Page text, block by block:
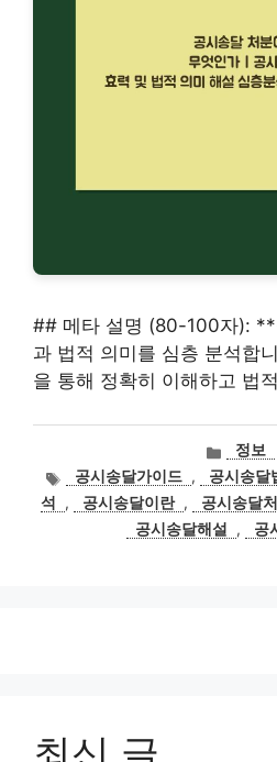
## 메타 설명 (80-100자): **
과 법적 의미를 심층 분석합
을 통해 정확히 이해하고 법
카
테
고
리
정보
태공시송달가이드 , 공시송달
석
, 공시송달이란 , 공시송달
공시송달해설
, 공
최신 글